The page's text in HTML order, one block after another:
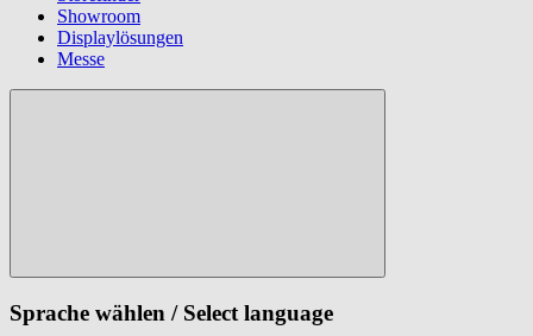
Showroom
Displaylösungen
Messe
Sprache wählen / Select language